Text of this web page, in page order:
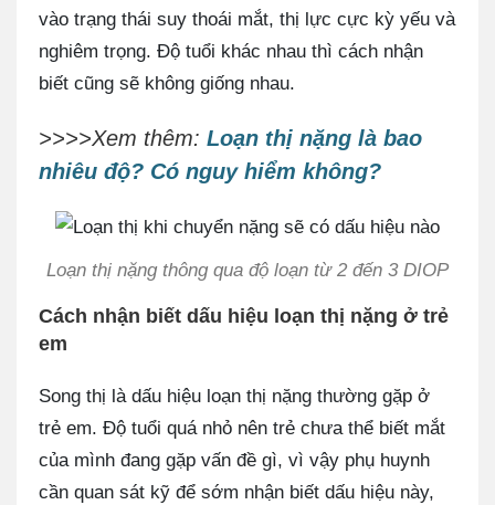
vào trạng thái suy thoái mắt, thị lực cực kỳ yếu và
nghiêm trọng. Độ tuổi khác nhau thì cách nhận
biết cũng sẽ không giống nhau.
>>>>Xem thêm: Loạn thị nặng là bao
nhiêu độ? Có nguy hiểm không?
Loạn thị nặng thông qua độ loạn từ 2 đến 3 DIOP
Cách nhận biết dấu hiệu loạn thị nặng ở trẻ
em
Song thị là dấu hiệu loạn thị nặng thường gặp ở
trẻ em. Độ tuổi quá nhỏ nên trẻ chưa thể biết mắt
của mình đang gặp vấn đề gì, vì vậy phụ huynh
cần quan sát kỹ để sớm nhận biết dấu hiệu này,